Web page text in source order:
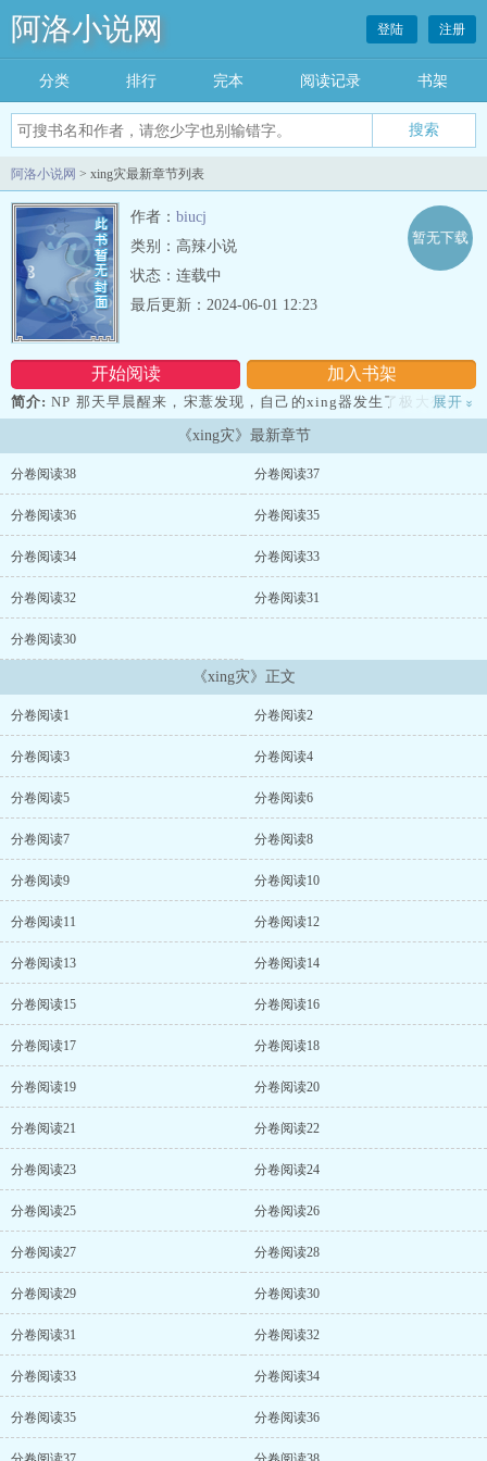
阿洛小说网 登陆 注册
分类 排行 完本 阅读记录 书架
阿洛小说网 > xing灾最新章节列表
作者： biucj
类别：高辣小说
状态：连载中
开始阅读 加入书架
暂无下载
最后更新：2024-06-01 12:23
简介: NP 那天早晨醒来，宋薏发现，自己的xing器发生了极大变化，
且它还在不断“进化”着。那天早晨之后，这个世界变得越来越“可
怕”了，有的男人xing器变为好几段，有的男人居然同时拥有两根
xing器。宋薏是混娱乐圈的小明星。几个男人一个比一个优秀，且
展开 »
《xing灾》最新章节
分卷阅读38 分卷阅读37
分卷阅读36 分卷阅读35
分卷阅读34 分卷阅读33
分卷阅读32 分卷阅读31
分卷阅读30
《xing灾》正文
分卷阅读1 分卷阅读2
分卷阅读3 分卷阅读4
分卷阅读5 分卷阅读6
分卷阅读7 分卷阅读8
分卷阅读9 分卷阅读10
分卷阅读11 分卷阅读12
分卷阅读13 分卷阅读14
分卷阅读15 分卷阅读16
分卷阅读17 分卷阅读18
分卷阅读19 分卷阅读20
分卷阅读21 分卷阅读22
分卷阅读23 分卷阅读24
分卷阅读25 分卷阅读26
分卷阅读27 分卷阅读28
分卷阅读29 分卷阅读30
分卷阅读31 分卷阅读32
分卷阅读33 分卷阅读34
分卷阅读35 分卷阅读36